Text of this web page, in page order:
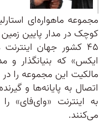
کوچک در مدار پایین
۴۵ کشور جهان
ایکس»‌ که بنیانگذار و
مالکیت این مجموعه را در
اتصال به پایانه‌ها و
به اینترنت «وای‌فای»
می‌کنند.